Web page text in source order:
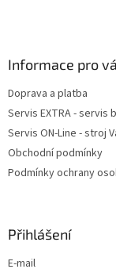
Informace pro
Doprava a platba
Servis EXTRA - servis
Servis ON-Line - stroj
Obchodní podmínky
Podmínky ochrany
Přihlášení
E-mail